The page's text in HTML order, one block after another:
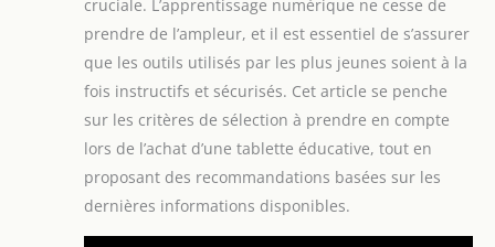
cruciale. L’apprentissage numérique ne cesse de
prendre de l’ampleur, et il est essentiel de s’assurer
que les outils utilisés par les plus jeunes soient à la
fois instructifs et sécurisés. Cet article se penche
sur les critères de sélection à prendre en compte
lors de l’achat d’une tablette éducative, tout en
proposant des recommandations basées sur les
dernières informations disponibles.